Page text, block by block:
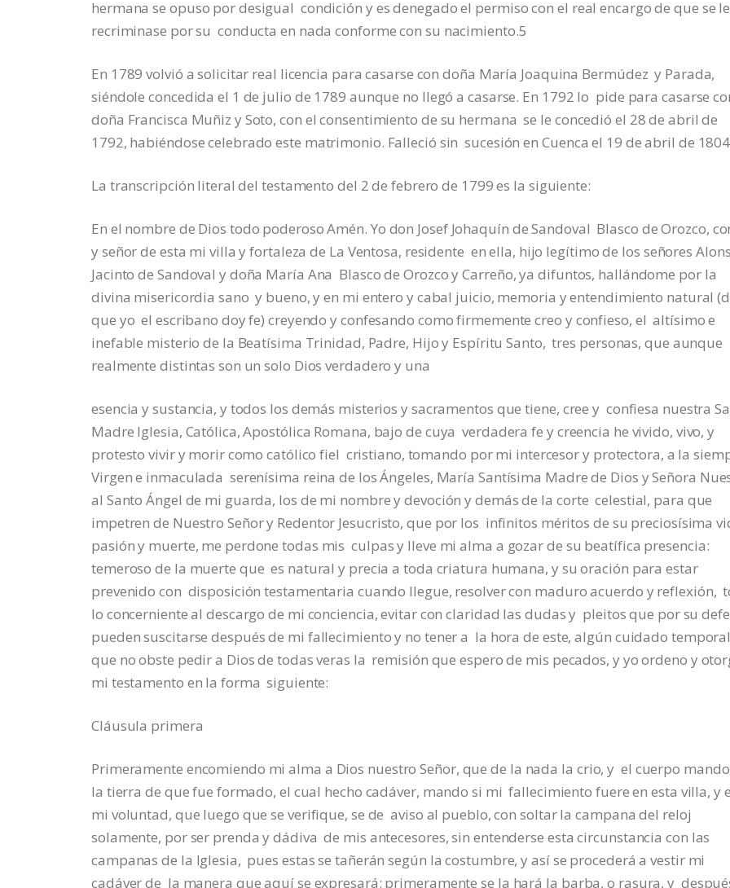
hermana se opuso por desigual condición y es denegado el permiso con el real encargo de que se le
recriminase por su conducta en nada conforme con su nacimiento.5
En 1789 volvió a solicitar real licencia para casarse con doña María Joaquina Bermúdez y Parada,
siéndole concedida el 1 de julio de 1789 aunque no llegó a casarse. En 1792 lo pide para casarse
doña Francisca Muñiz y Soto, con el consentimiento de su hermana se le concedió el 28 de abril de
1792, habiéndose celebrado este matrimonio. Falleció sin sucesión en Cuenca el 19 de abril de
La transcripción literal del testamento del 2 de febrero de 1799 es la siguiente:
En el nombre de Dios todo poderoso Amén. Yo don Josef Johaquín de Sandoval Blasco de Orozco,
y señor de esta mi villa y fortaleza de La Ventosa, residente en ella, hijo legítimo de los señores
Jacinto de Sandoval y doña María Ana Blasco de Orozco y Carreño, ya difuntos, hallándome por la
divina misericordia sano y bueno, y en mi entero y cabal juicio, memoria y entendimiento natural
que yo el escribano doy fe) creyendo y confesando como firmemente creo y confieso, el altísimo e
inefable misterio de la Beatísima Trinidad, Padre, Hijo y Espíritu Santo, tres personas, que aunque
realmente distintas son un solo Dios verdadero y una
esencia y sustancia, y todos los demás misterios y sacramentos que tiene, cree y confiesa nuestra
Madre Iglesia, Católica, Apostólica Romana, bajo de cuya verdadera fe y creencia he vivido, vivo, y
protesto vivir y morir como católico fiel cristiano, tomando por mi intercesor y protectora, a la
Virgen e inmaculada serenísima reina de los Ángeles, María Santísima Madre de Dios y Señora
al Santo Ángel de mi guarda, los de mi nombre y devoción y demás de la corte celestial, para que
impetren de Nuestro Señor y Redentor Jesucristo, que por los infinitos méritos de su preciosísima
pasión y muerte, me perdone todas mis culpas y lleve mi alma a gozar de su beatífica presencia:
temeroso de la muerte que es natural y precia a toda criatura humana, y su oración para estar
prevenido con disposición testamentaria cuando llegue, resolver con maduro acuerdo y reflexión,
lo concerniente al descargo de mi conciencia, evitar con claridad las dudas y pleitos que por su
pueden suscitarse después de mi fallecimiento y no tener a la hora de este, algún cuidado temporal
que no obste pedir a Dios de todas veras la remisión que espero de mis pecados, y yo ordeno y
mi testamento en la forma siguiente:
Cláusula primera
Primeramente encomiendo mi alma a Dios nuestro Señor, que de la nada la crio, y el cuerpo
la tierra de que fue formado, el cual hecho cadáver, mando si mi fallecimiento fuere en esta villa, y
mi voluntad, que luego que se verifique, se de aviso al pueblo, con soltar la campana del reloj
solamente, por ser prenda y dádiva de mis antecesores, sin entenderse esta circunstancia con las
campanas de la Iglesia, pues estas se tañerán según la costumbre, y así se procederá a vestir mi
cadáver de la manera que aquí se expresará: primeramente se la hará la barba, o rasura, y